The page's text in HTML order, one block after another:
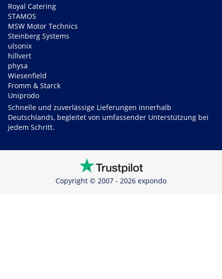
Royal Catering
STAMOS
MSW Motor Technics
Steinberg Systems
ulsonix
hillvert
physa
Wiesenfield
Fromm & Starck
Uniprodo
Schnelle und zuverlässige Lieferungen innerhalb
Deutschlands, begleitet von umfassender Unterstützung bei
jedem Schritt.
Copyright © 2007 - 2026 expondo